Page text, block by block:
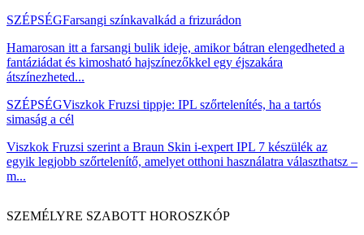
SZÉPSÉGFarsangi színkavalkád a frizurádon
Hamarosan itt a farsangi bulik ideje, amikor bátran elengedheted a
fantáziádat és kimosható hajszínezőkkel egy éjszakára
átszínezheted...
SZÉPSÉGViszkok Fruzsi tippje: IPL szőrtelenítés, ha a tartós
simaság a cél
Viszkok Fruzsi szerint a Braun Skin i-expert IPL 7 készülék az
egyik legjobb szőrtelenítő, amelyet otthoni használatra választhatsz –
m...
SZEMÉLYRE SZABOTT HOROSZKÓP